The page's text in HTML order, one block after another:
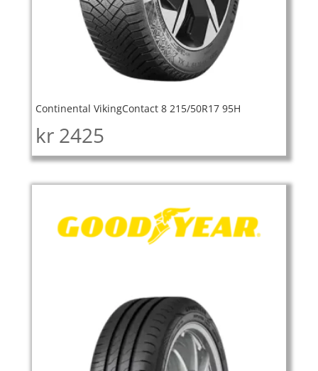
Continental VikingContact 8 215/50R17 95H
kr 2425